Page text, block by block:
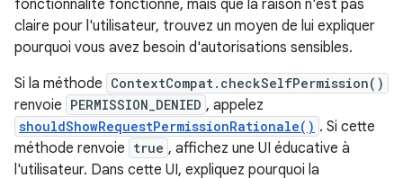
fonctionnalité fonctionne, mais que la raison n'est pas
claire pour l'utilisateur, trouvez un moyen de lui expliquer
pourquoi vous avez besoin d'autorisations sensibles.
Si la méthode ContextCompat.checkSelfPermission()
renvoie PERMISSION_DENIED , appelez
shouldShowRequestPermissionRationale() . Si cette
méthode renvoie true , affichez une UI éducative à
l'utilisateur. Dans cette UI, expliquez pourquoi la